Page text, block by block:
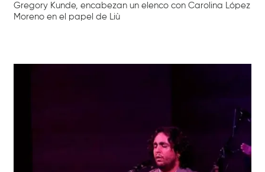
Gregory Kunde, encabezan un elenco con Carolina López
Moreno en el papel de Liù